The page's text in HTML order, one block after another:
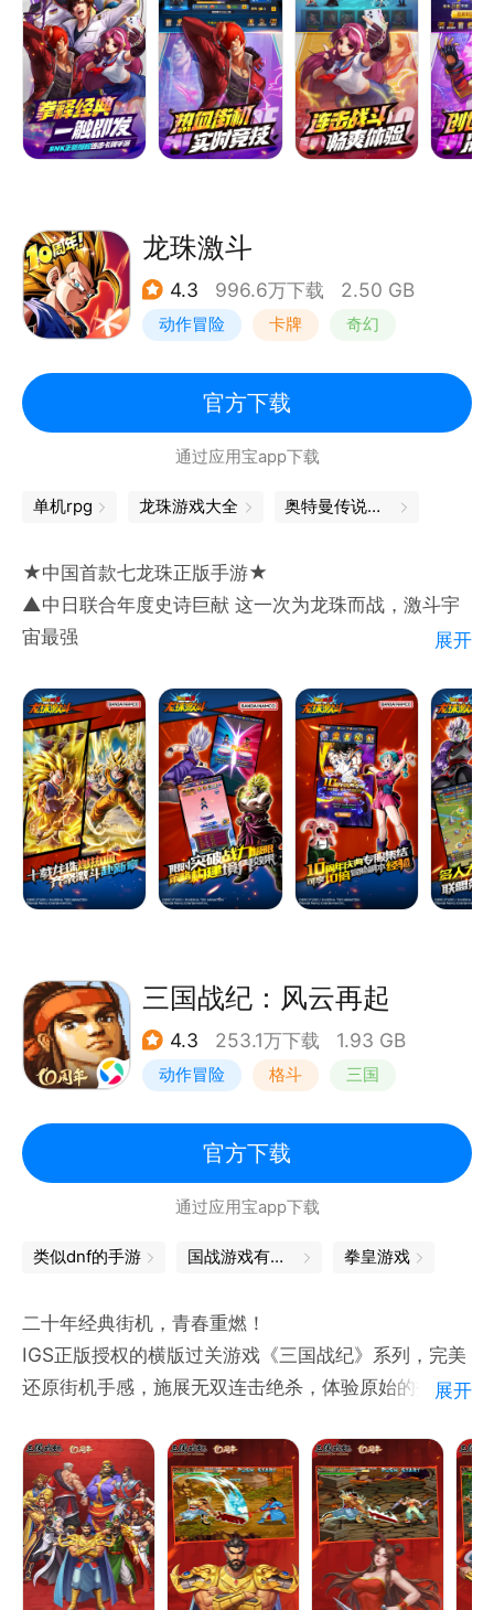
月！
龙珠激斗
4.3 996.6万下载 2.50 GB
动作冒险 卡牌 奇幻
官方下载
通过应用宝app下载
单机rpg 龙珠游戏大全 奥特曼传说之战
★中国首款七龙珠正版手游★
▲中日联合年度史诗巨献 这一次为龙珠而战，激斗宇
宙最强
▲热血复现龙珠战斗场景，险境重生突破战力极限。
▲角色升星形象酷炫蜕变，多种形象变化，你值得拥
有。
©BIRD STUDIO/SHUEISHA, TOEI ANIMATION
©Bandai Namco Entertainment Inc.
展开
三国战纪：风云再起
4.3 253.1万下载 1.93 GB
动作冒险 格斗 三国
官方下载
通过应用宝app下载
类似dnf的手游 国战游戏有哪些 拳皇游戏
二十年经典街机，青春重燃！
IGS正版授权的横版过关游戏《三国战纪》系列，完美
还原街机手感，施展无双连击绝杀，体验原始的打击快
张陵剑、黄石公、铁莲花……道具繁多，花样不断，各
种隐藏关卡，让您的通关之路，刺激连连，精彩不断！
极限竞技赛给你公平的竞技环境，比赛胜负只由自己决
定！一键出招，畅爽格斗！
让我们梦回曾经一起经历的青春岁月！
展开